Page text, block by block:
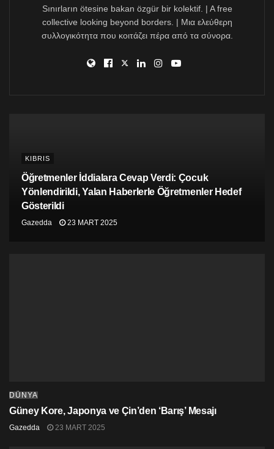
Sınırların ötesine bakan özgür bir kolektif. | A free
collective looking beyond borders. | Μια ελεύθερη
συλλογικότητα που κοιτάζει πέρα από τα σύνορα.
KIBRIS
Öğretmenler İddialara Cevap Verdi: Çocuk
Yönlendirildi, Yalan Haberlerle Öğretmenler Hedef
Gösterildi
Gazedda 23 MART 2025
DÜNYA
Güney Kore, Japonya ve Çin’den ‘Barış’ Mesajı
Gazedda 23 MART 2025